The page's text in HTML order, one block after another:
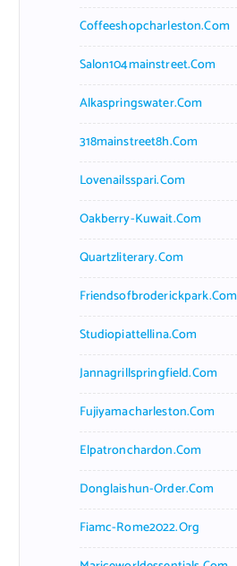
Coffeeshopcharleston.com
Salon104mainstreet.com
Alkaspringswater.com
318mainstreet8h.com
Lovenailsspari.com
Oakberry-Kuwait.com
Quartzliterary.com
Friendsofbroderickpark.com
Studiopiattellina.com
Jannagrillspringfield.com
Fujiyamacharleston.com
Elpatronchardon.com
Donglaishun-Order.com
Fiamc-Rome2022.org